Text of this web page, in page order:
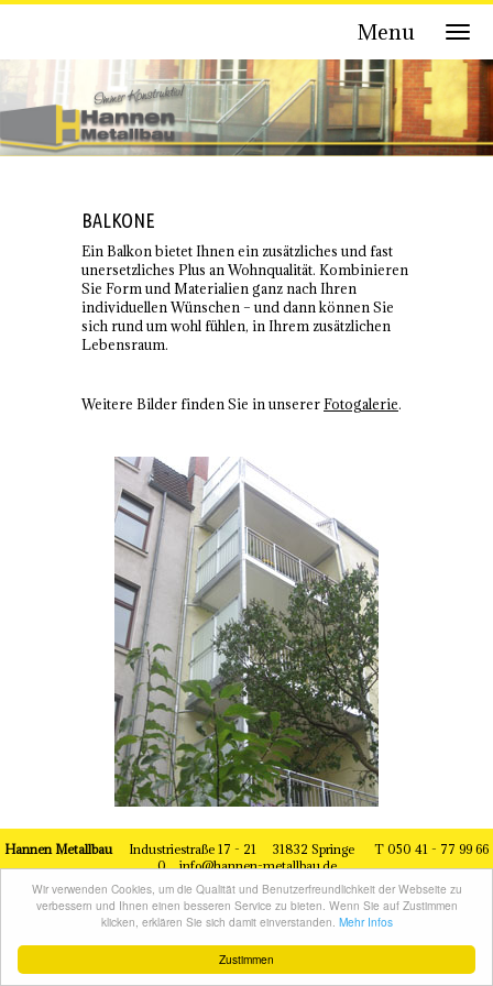
Zustimmen
Wir verwenden Cookies, um die Qualität und Benutzerfreundlichkeit der Webseite zu
verbessern und Ihnen einen besseren Service zu bieten. Wenn Sie auf Zustimmen
klicken, erklären Sie sich damit einverstanden. Mehr Infos
Menu
BALKONE
Ein Balkon bietet Ihnen ein zusätzliches und fast
unersetzliches Plus an Wohnqualität. Kombinieren
Sie Form und Materialien ganz nach Ihren
individuellen Wünschen – und dann können Sie
sich rund um wohl fühlen, in Ihrem zusätzlichen
Lebensraum.
Weitere Bilder finden Sie in unserer Fotogalerie.
Hannen Metallbau Industriestraße 17 - 21 31832 Springe T 050 41 - 77 99 66
0info@hannen-metallbau.de
Webdesign by Doris Paschke Webdesign
Kontakt Impressum
Datenschutz
Sitemap